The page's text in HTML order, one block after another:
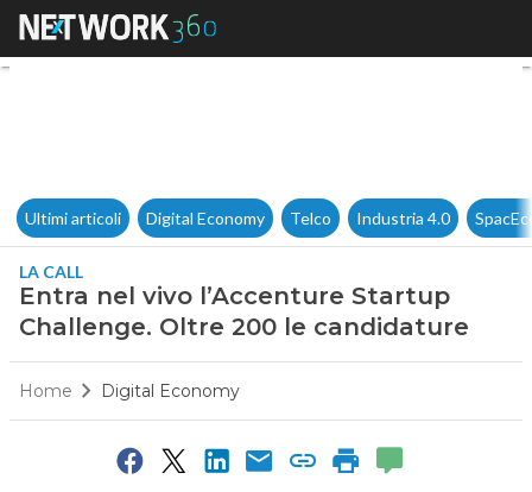
Entra nel vivo l’Accenture
Ultimi articoli Digital Economy Telco Industria 4.0
LA CALL
Entra nel vivo l’Accenture Startup
Challenge. Oltre 200 le candidature
Home Digital Economy